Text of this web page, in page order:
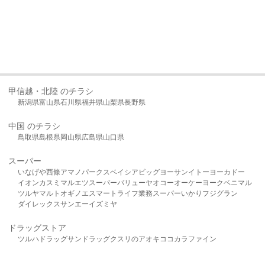
甲信越・北陸 のチラシ
新潟県富山県石川県福井県山梨県長野県
中国 のチラシ
鳥取県島根県岡山県広島県山口県
スーパー
いなげや西條アマノパークスベイシア ビッグヨーサンイトーヨーカドー
イオンカスミ マルエツスーパーバリューヤオコーオーケー ヨークベニマル
ツルヤマルト オギノ エスマート ライフ業務スーパーいかり フジグラン
ダイレックスサンエーイズミヤ
ドラッグストア
ツルハドラッグサンドラッグクスリのアオキ ココカラファイン